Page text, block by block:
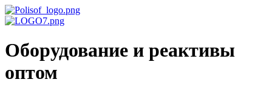
Оборудование и реактивы
оптом